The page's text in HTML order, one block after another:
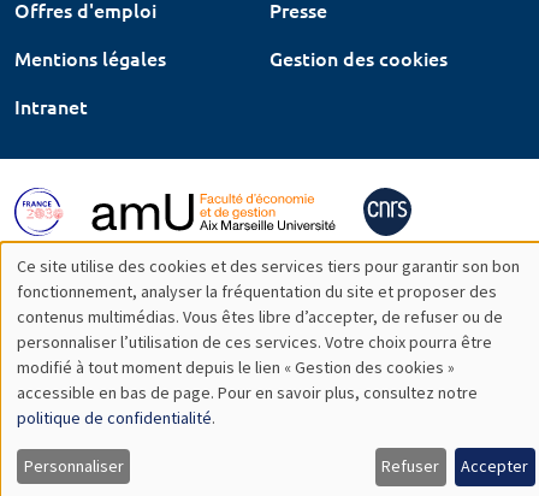
Offres d'emploi
Presse
Mentions légales
Gestion des cookies
Intranet
Utilisation
des
données
personnelles
et
Ce site utilise des cookies et des services tiers pour garantir son bon
fonctionnement, analyser la fréquentation du site et proposer des
contenus multimédias. Vous êtes libre d’accepter, de refuser ou de
personnaliser l’utilisation de ces services. Votre choix pourra être
modifié à tout moment depuis le lien « Gestion des cookies »
accessible en bas de page. Pour en savoir plus, consultez notre
politique de confidentialité.
Personnaliser Refuser Accepter